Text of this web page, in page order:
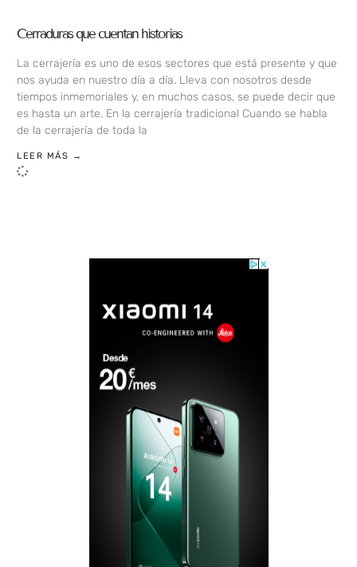
Cerraduras que cuentan historias
La cerrajería es uno de esos sectores que está presente y que
nos ayuda en nuestro día a día. Lleva con nosotros desde
tiempos inmemoriales y, en muchos casos, se puede decir que
es hasta un arte. En la cerrajería tradicional Cuando se habla
de la cerrajería de toda la
LEER MÁS →